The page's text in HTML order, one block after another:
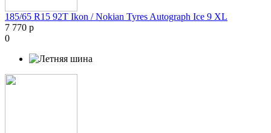
185/65 R15 92T Ikon / Nokian Tyres Autograph Ice 9 XL
7 770 р
0